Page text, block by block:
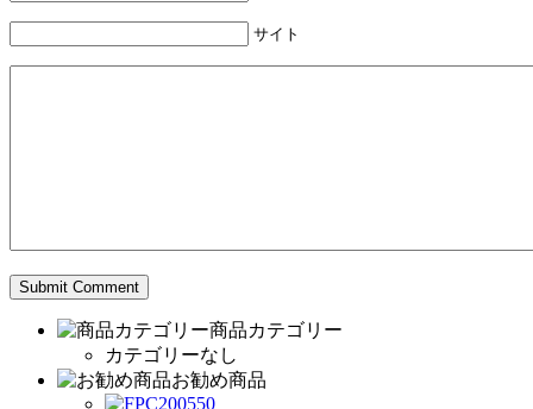
サイト
商品カテゴリー
カテゴリーなし
お勧め商品